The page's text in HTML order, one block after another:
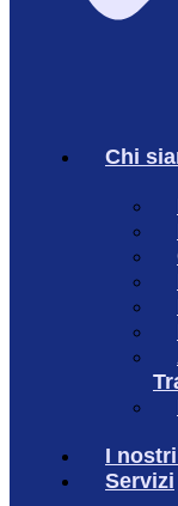
Chi
I
Servizi